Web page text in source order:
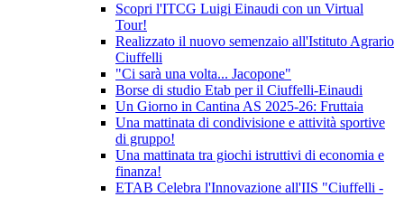
Scopri l'ITCG Luigi Einaudi con un Virtual
Tour!
Realizzato il nuovo semenzaio all'Istituto Agrario
Ciuffelli
"Ci sarà una volta... Jacopone"
Borse di studio Etab per il Ciuffelli-Einaudi
Un Giorno in Cantina AS 2025-26: Fruttaia
Una mattinata di condivisione e attività sportive
di gruppo!
Una mattinata tra giochi istruttivi di economia e
finanza!
ETAB Celebra l'Innovazione all'IIS "Ciuffelli -